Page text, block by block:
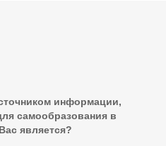
информации,
самообразования в
является?